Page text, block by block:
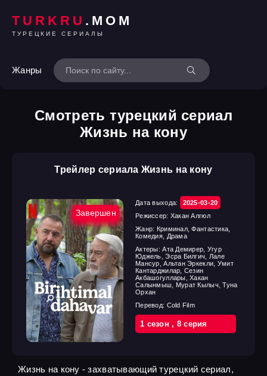
TURKRU .MOM
ТУРЕЦКИЕ СЕРИАЛЫ
Жанры
Смотреть турецкий сериал
Жизнь на кону
Трейлер сериала Жизнь на кону
Завершен
Дата выхода:
2025-03-20
Режиссер: Хакан Алгюл
Жанр: Криминал, Фантастика,
Комедия, Драма
Актеры:Ата Демирер, Угур
Юджель, Эсра Билгич, Лале
Мансур, Альтан Эркекли, Умит
Кантарджилар, Сезин
Акбашогуллары, Хакан
Салынмыш, Мурат Кылыч, Туна
Орхан
Перевод: Cold Film
1 cезон, 8 cерия
Жизнь на кону - захватывающий турецкий сериал,